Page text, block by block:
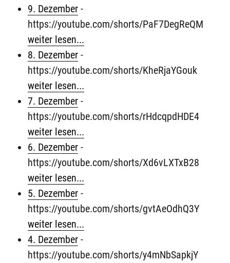
9. Dezember -
https://youtube.com/shorts/PaF7DegReQM
weiter lesen...
8. Dezember -
https://youtube.com/shorts/KheRjaYGouk
weiter lesen...
7. Dezember -
https://youtube.com/shorts/rHdcqpdHDE4
weiter lesen...
6. Dezember -
https://youtube.com/shorts/Xd6vLXTxB28
weiter lesen...
5. Dezember -
https://youtube.com/shorts/gvtAeOdhQ3Y
weiter lesen...
4. Dezember -
https://youtube.com/shorts/y4mNbSapkjY